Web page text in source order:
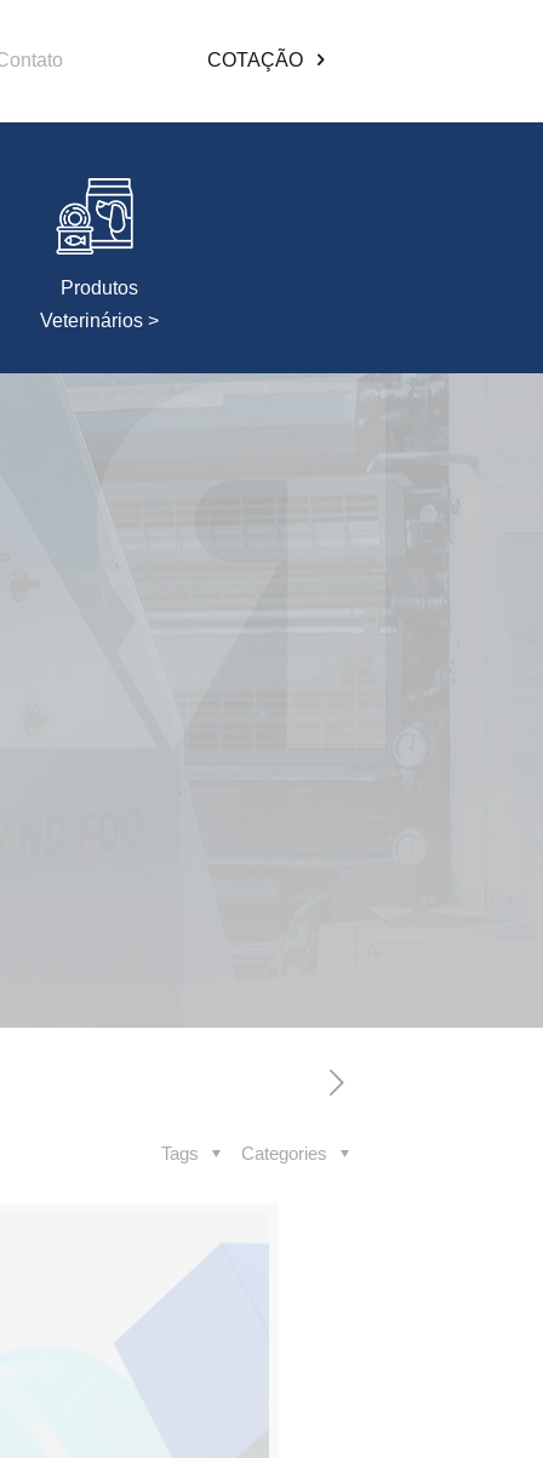
COTAÇÃO
Produtos
Veterinários >
Categories
Tags